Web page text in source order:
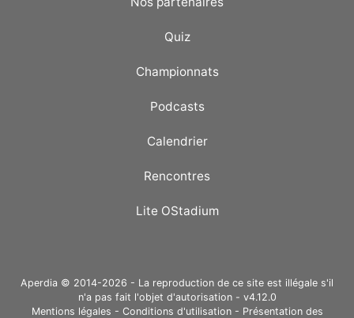
Quiz
Championnats
Podcasts
Calendrier
Rencontres
Lite OStadium
Aperdia © 2014-2026 - La reproduction de ce site est illégale s'il
n'a pas fait l'objet d'autorisation - v4.12.0
Mentions légales - Conditions d'utilisation- Présentation des